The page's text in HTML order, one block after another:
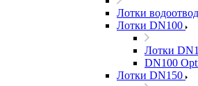
Лотки
Лотки DN100
Лотки
DN100
Лотки DN150